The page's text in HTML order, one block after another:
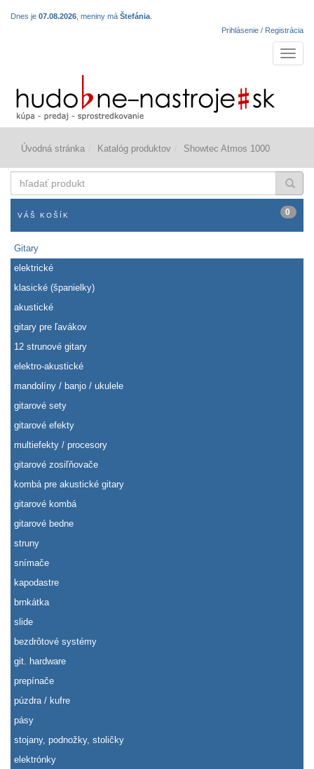
Dnes je 07.08.2026 , meniny má Štefánia
Prihlásenie / Registrácia
Úvodná stránka Katalóg produktov Showtec Atmos 1000
produkt
VÁŠ KOŠÍK 0
Gitary
elektrické
klasické (španielky)
akustické
gitary pre ľavákov
12 strunové gitary
elektro-akustické
mandolíny / banjo / ukulele
gitarové sety
gitarové efekty
multiefekty / procesory
gitarové zosiľňovače
kombá pre akustické gitary
gitarové kombá
gitarové bedne
struny
snímače
kapodastre
brnkátka
slide
bezdrôtové systémy
git. hardware
prepínače
púzdra / kufre
pásy
stojany, podnožky, stoličky
elektrónky